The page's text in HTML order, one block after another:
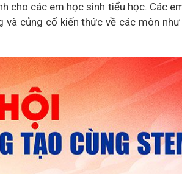
cho các em học sinh tiểu học. Các
củng cố kiến thức về các môn như